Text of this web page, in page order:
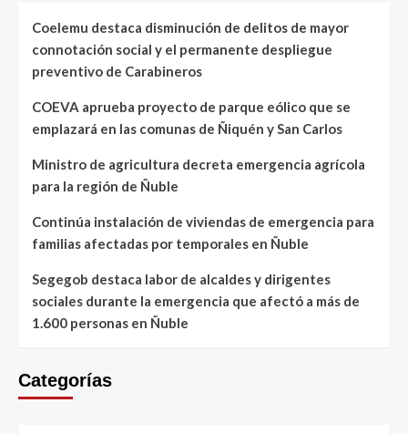
Coelemu destaca disminución de delitos de mayor
connotación social y el permanente despliegue
preventivo de Carabineros
COEVA aprueba proyecto de parque eólico que se
emplazará en las comunas de Ñiquén y San Carlos
Ministro de agricultura decreta emergencia agrícola
para la región de Ñuble
Continúa instalación de viviendas de emergencia para
familias afectadas por temporales en Ñuble
Segegob destaca labor de alcaldes y dirigentes
sociales durante la emergencia que afectó a más de
1.600 personas en Ñuble
Categorías